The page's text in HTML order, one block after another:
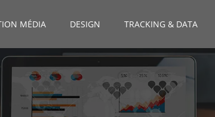
MÉDIA DESIGN TRACKING & DATA